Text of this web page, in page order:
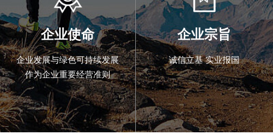
企业使命
企业发展与绿色可持续发展
作为企业重要经营准则
企业宗旨
诚信立基 实业报国